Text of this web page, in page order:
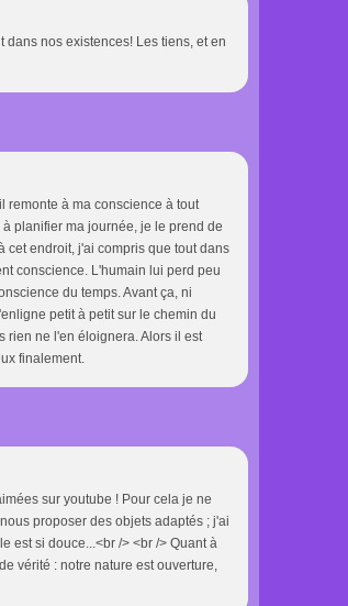
nos existences! Les tiens, et en
remonte à ma conscience à tout
planifier ma journée, je le prend de
cet endroit, j'ai compris que tout dans
conscience. L'humain lui perd peu
du temps. Avant ça, ni
petit à petit sur le chemin du
rien ne l'en éloignera. Alors il est
finalement.
sur youtube ! Pour cela je ne
proposer des objets adaptés ; j'ai
est si douce...<br /> <br /> Quant à
vérité : notre nature est ouverture,